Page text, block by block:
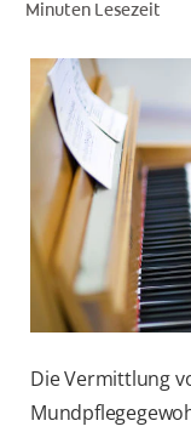
Minuten Lesezeit
Die Vermittlung